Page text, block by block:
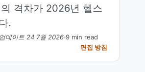
격차가 2026년 헬스
.
업데이트 24 7월 2026 9 min read
편집 방침